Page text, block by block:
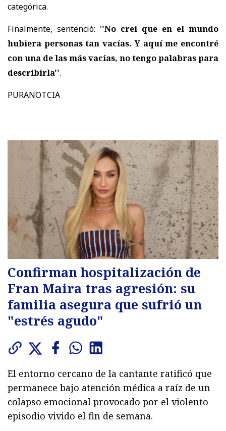
categórica.
Finalmente, sentenció: ''No creí que en el mundo
hubiera personas tan vacías. Y aquí me encontré
con una de las más vacías, no tengo palabras para
describirla''.
PURANOTCIA
Confirman hospitalización de
Fran Maira tras agresión: su
familia asegura que sufrió un
"estrés agudo"
El entorno cercano de la cantante ratificó que
permanece bajo atención médica a raíz de un
colapso emocional provocado por el violento
episodio vivido el fin de semana.